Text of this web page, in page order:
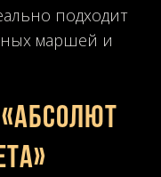
подходит
маршей и